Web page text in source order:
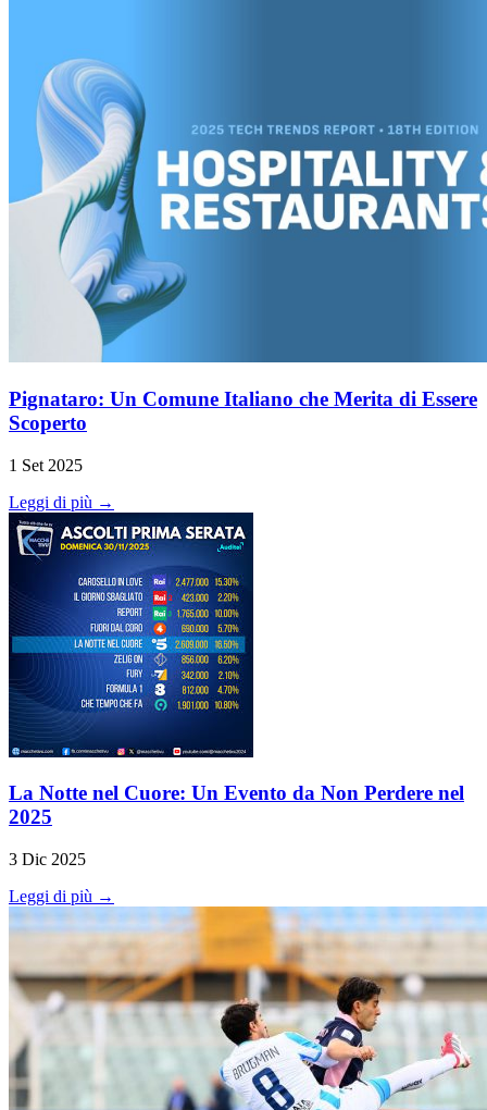
Pignataro: Un Comune Italiano che Merita di Essere
Scoperto
1 Set 2025
Leggi di più →
La Notte nel Cuore: Un Evento da Non Perdere nel
2025
3 Dic 2025
Leggi di più →